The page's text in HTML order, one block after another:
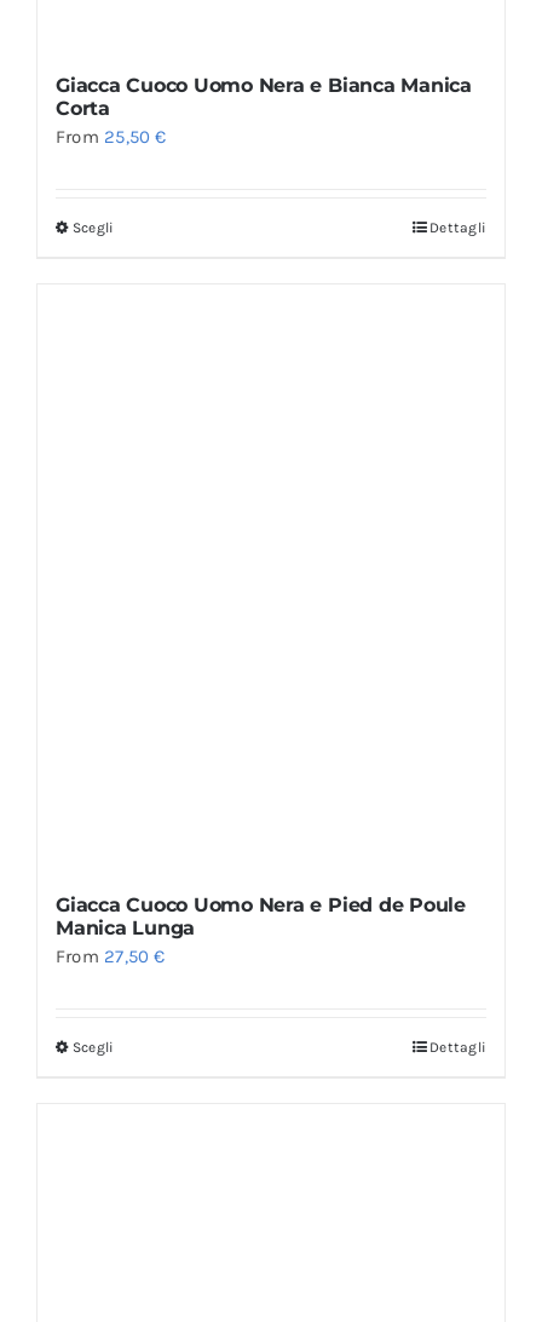
Giacca Cuoco Uomo Nera e Bianca Manica
Corta
From 25,50€
Scegli Dettagli
Giacca Cuoco Uomo Nera e Pied de Poule
Manica Lunga
From 27,50€
Scegli Dettagli